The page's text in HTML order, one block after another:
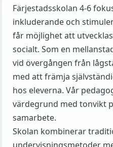
Färjestadsskolan 4-6
inkluderande och
får möjlighet att
socialt. Som en
vid övergången från
med att främja
hos eleverna. Vår
värdegrund med tonvikt
samarbete.
Skolan kombinerar